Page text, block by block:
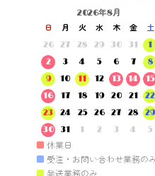
2026年8月
日 月 火 水 木 金
土
26
27 28 29 30 31
1
2
3 4 5 6 7
8
9
10 11 12 13 14
15
16
17 18 19 20 21
22
23
24 25 26 27 28
29
30
31 1 2 3 4 5
■ 休業日
■ 受注・お問い合わせ業務の